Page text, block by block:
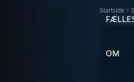
OM
Startside >